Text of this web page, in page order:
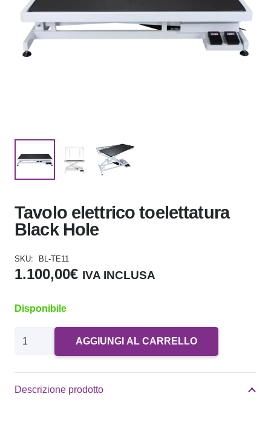
Tavolo elettrico toelettatura
Black Hole
SKU: BL-TE11
1.100,00€ IVA INCLUSA
Disponibile
Tavolo
Black
AGGIUNGI AL CARRELLO
Descrizione prodotto